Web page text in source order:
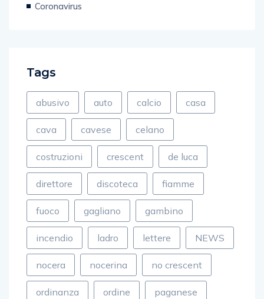
Coronavirus
Tags
abusivo auto calcio casa
cava cavese celano
costruzioni crescent de luca
direttore discoteca fiamme
fuoco gagliano gambino
incendio ladro lettere NEWS
nocera nocerina no crescent
ordinanza ordine paganese